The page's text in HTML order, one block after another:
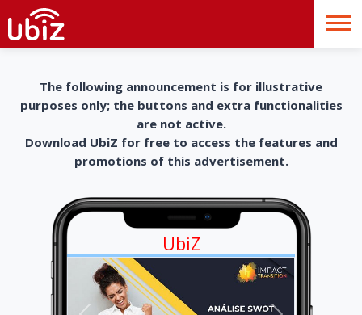
The following announcement is for illustrative
purposes only; the buttons and extra functionalities
are not active.
Download UbiZ for free to access the features and
promotions of this advertisement.
UbiZ